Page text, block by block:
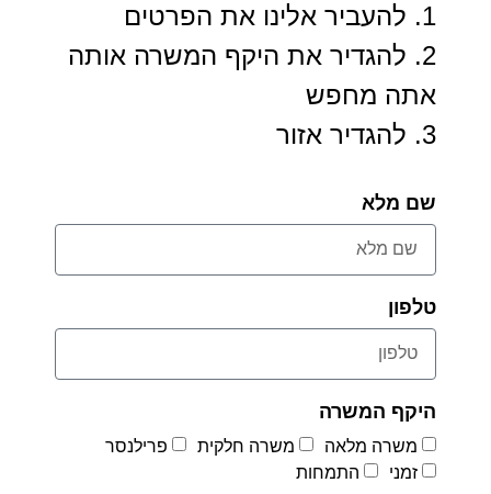
1. להעביר אלינו את הפרטים
2. להגדיר את היקף המשרה אותה
אתה מחפש
3. להגדיר אזור
שם מלא
טלפון
היקף המשרה
משרה מלאה משרה חלקית
פרילנסר
זמני
התמחות